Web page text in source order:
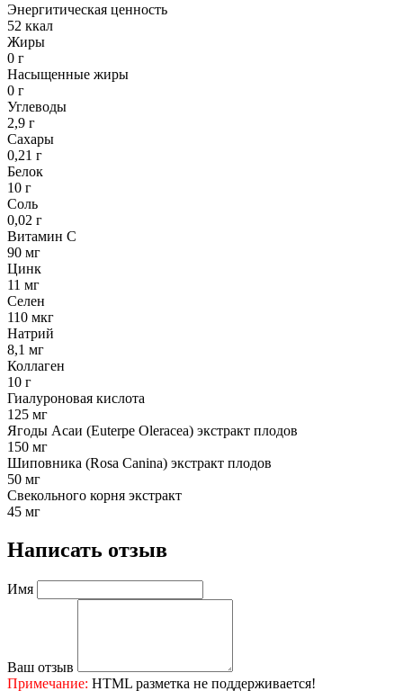
Энергитическая ценность
52 ккал
Жиры
0 г
Насыщенные жиры
0 г
Углеводы
2,9 г
Сахары
0,21 г
Белок
10 г
Соль
0,02 г
Витамин С
90 мг
Цинк
11 мг
Селен
110 мкг
Натрий
8,1 мг
Коллаген
10 г
Гиалуроновая кислота
125 мг
Ягоды Асаи (Euterpe Oleracea) экстракт плодов
150 мг
Шиповника (Rosa Canina) экстракт плодов
50 мг
Свекольного корня экстракт
45 мг
Написать отзыв
Имя
Ваш отзыв
Примечание: HTML разметка не поддерживается!